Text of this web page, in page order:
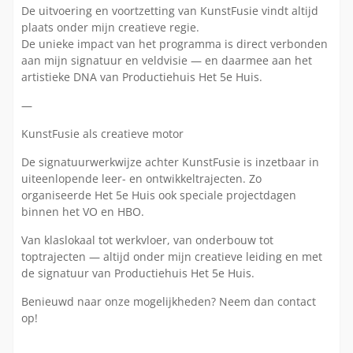
De uitvoering en voortzetting van KunstFusie vindt altijd
plaats onder mijn creatieve regie.
De unieke impact van het programma is direct verbonden
aan mijn signatuur en veldvisie — en daarmee aan het
artistieke DNA van Productiehuis Het 5e Huis.
—
KunstFusie als creatieve motor
De signatuurwerkwijze achter KunstFusie is inzetbaar in
uiteenlopende leer- en ontwikkeltrajecten. Zo
organiseerde Het 5e Huis ook speciale projectdagen
binnen het VO en HBO.
Van klaslokaal tot werkvloer, van onderbouw tot
toptrajecten — altijd onder mijn creatieve leiding en met
de signatuur van Productiehuis Het 5e Huis.
Benieuwd naar onze mogelijkheden? Neem dan contact
op!